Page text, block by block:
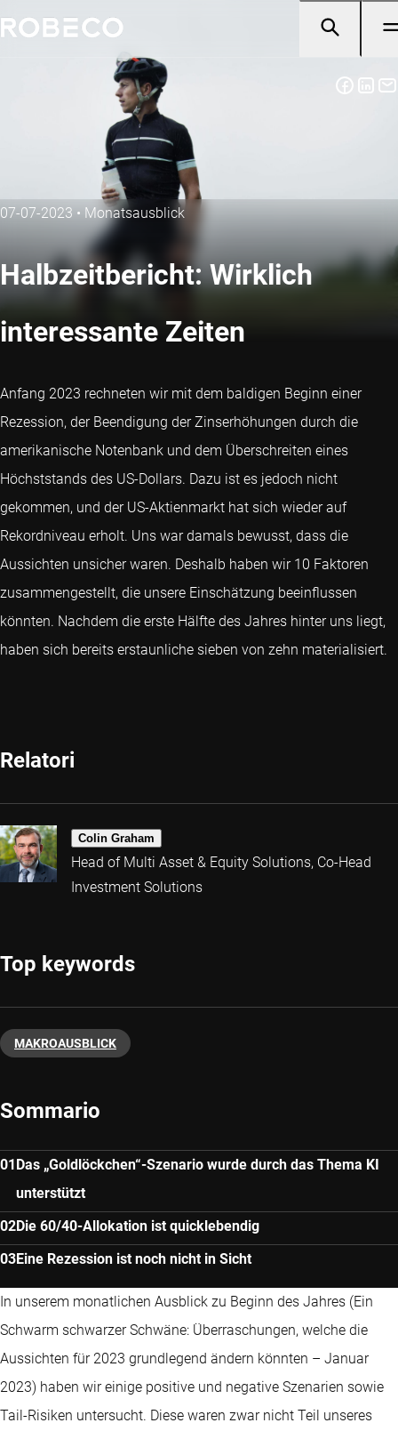
07-07-2023 • Monatsausblick
Halbzeitbericht: Wirklich
interessante Zeiten
Anfang 2023 rechneten wir mit dem baldigen Beginn einer
Rezession, der Beendigung der Zinserhöhungen durch die
amerikanische Notenbank und dem Überschreiten eines
Höchststands des US-Dollars. Dazu ist es jedoch nicht
gekommen, und der US-Aktienmarkt hat sich wieder auf
Rekordniveau erholt. Uns war damals bewusst, dass die
Aussichten unsicher waren. Deshalb haben wir 10 Faktoren
zusammengestellt, die unsere Einschätzung beeinflussen
könnten. Nachdem die erste Hälfte des Jahres hinter uns liegt,
haben sich bereits erstaunliche sieben von zehn materialisiert.
Relatori
Colin Graham
Head of Multi Asset & Equity Solutions, Co-Head
Investment Solutions
Top keywords
MAKROAUSBLICK
Sommario
Das „Goldlöckchen“-Szenario wurde durch das Thema KI
unterstützt
Die 60/40-Allokation ist quicklebendig
Eine Rezession ist noch nicht in Sicht
In unserem monatlichen Ausblick zu Beginn des Jahres (Ein
Schwarm schwarzer Schwäne: Überraschungen, welche die
Aussichten für 2023 grundlegend ändern könnten – Januar
2023) haben wir einige positive und negative Szenarien sowie
Tail-Risiken untersucht. Diese waren zwar nicht Teil unseres